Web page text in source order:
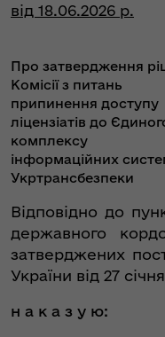
від 18.06.2026 р.
Про затвердження
Комісії з питань
припинення доступу
ліцензіатів до
комплексу
інформаційних
Укртрансбезпеки
Відповідно до
державного
затверджених
України від 27
н а к а з у ю: